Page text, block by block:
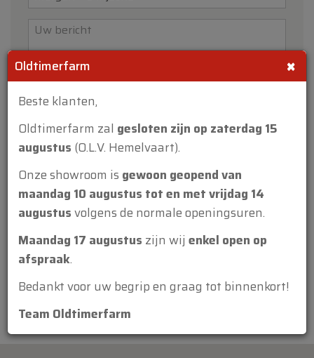
Bijlage:
×
Oldtimerfarm
Beste klanten,
Oldtimerfarm zal gesloten zijn op zaterdag 15
augustus (O.L.V. Hemelvaart).
Onze showroom is gewoon geopend van
maandag 10 augustus tot en met vrijdag 14
augustusvolgens de normale openingsuren.
Maandag 17 augustus zijn wij enkel open op
afspraak.
Bedankt voor uw begrip en graag tot binnenkort!
Team Oldtimerfarm